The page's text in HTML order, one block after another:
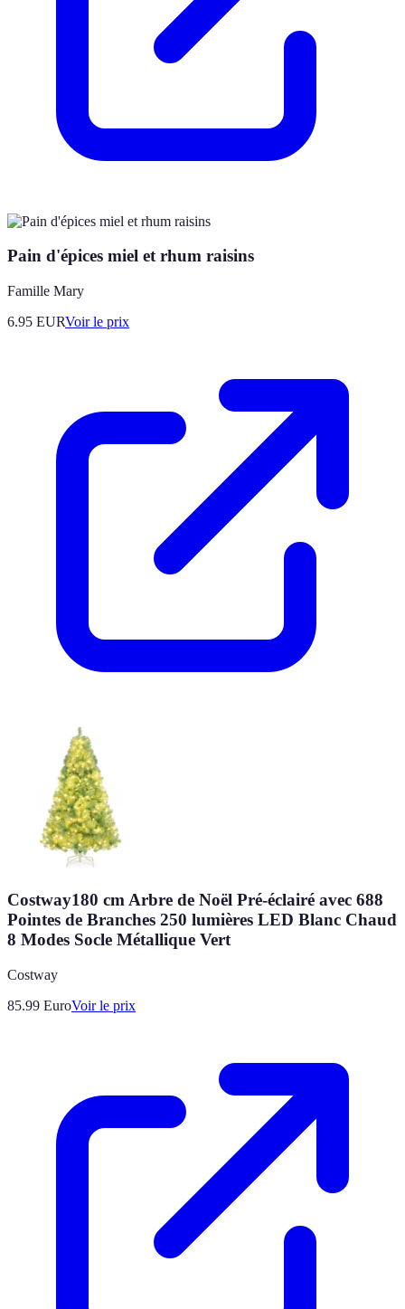
Pain d'épices miel et rhum raisins
Famille Mary
6.95 EURVoir le prix
Costway180 cm Arbre de Noël Pré-éclairé avec 688
Pointes de Branches 250 lumières LED Blanc Chaud
8 Modes Socle Métallique Vert
Costway
85.99 EuroVoir le prix